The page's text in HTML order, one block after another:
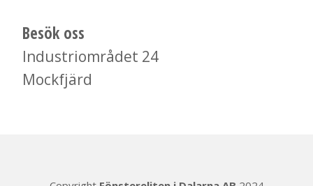
Besök oss
​​​​​​​Industriområdet 24
Mockfjärd​​​​​​​